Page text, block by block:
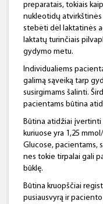
preparatais, tokiais
nukleotidų
stebėti dėl laktatinės
laktatų turinčiais
gydymo metu.
Individualiems
galimą sąveiką tarp
susirgimams šalinti.
pacientams būtina
Būtina atidžiai įvertinti
kuriuose yra 1,25
Glucose, pacientams,
nes tokie tirpalai gali
būklę.
Būtina kruopščiai
pusiausvyrą ir